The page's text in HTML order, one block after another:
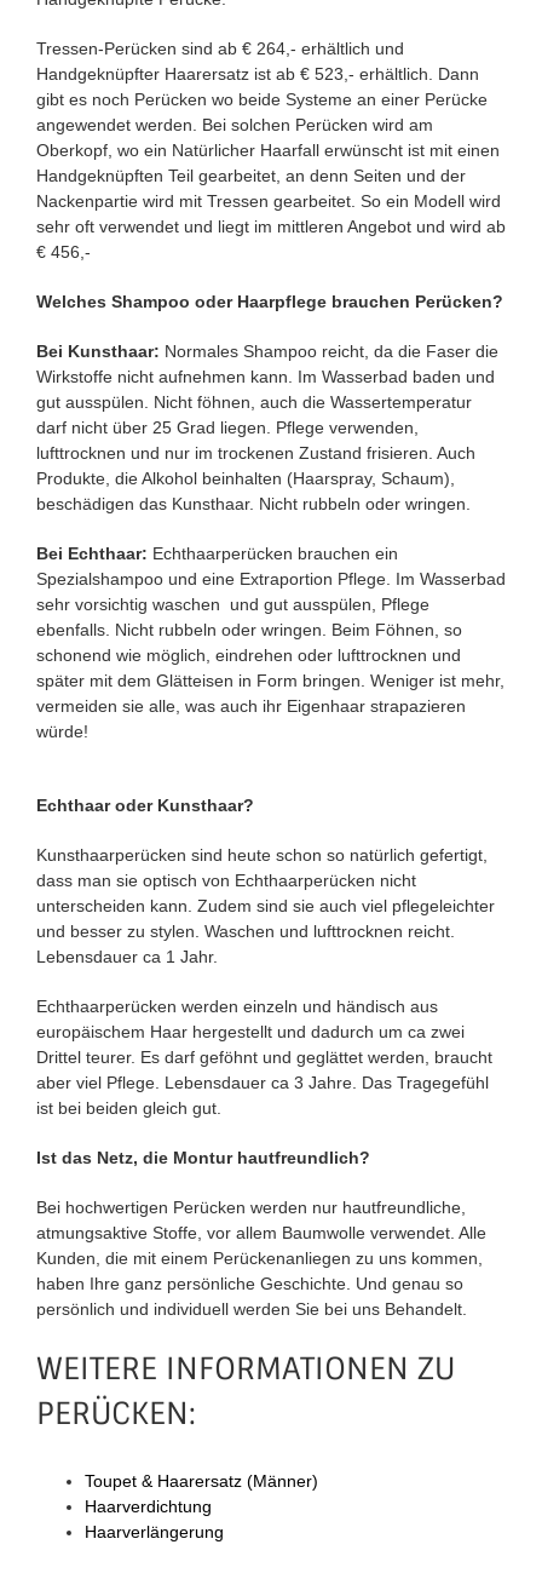
Tressen-Perücken sind ab € 264,- erhältlich und
Handgeknüpfter Haarersatz ist ab € 523,- erhältlich. Dann
gibt es noch Perücken wo beide Systeme an einer Perücke
angewendet werden. Bei solchen Perücken wird am
Oberkopf, wo ein Natürlicher Haarfall erwünscht ist mit einen
Handgeknüpften Teil gearbeitet, an denn Seiten und der
Nackenpartie wird mit Tressen gearbeitet. So ein Modell wird
sehr oft verwendet und liegt im mittleren Angebot und wird ab
€ 456,-
Welches Shampoo oder Haarpflege brauchen Perücken?
Bei Kunsthaar: Normales Shampoo reicht, da die Faser die
Wirkstoffe nicht aufnehmen kann. Im Wasserbad baden und
gut ausspülen. Nicht föhnen, auch die Wassertemperatur
darf nicht über 25 Grad liegen. Pflege verwenden,
lufttrocknen und nur im trockenen Zustand frisieren. Auch
Produkte, die Alkohol beinhalten (Haarspray, Schaum),
beschädigen das Kunsthaar. Nicht rubbeln oder wringen.
Bei Echthaar: Echthaarperücken brauchen ein
Spezialshampoo und eine Extraportion Pflege. Im Wasserbad
sehr vorsichtig waschen und gut ausspülen, Pflege
ebenfalls. Nicht rubbeln oder wringen. Beim Föhnen, so
schonend wie möglich, eindrehen oder lufttrocknen und
später mit dem Glätteisen in Form bringen. Weniger ist mehr,
vermeiden sie alle, was auch ihr Eigenhaar strapazieren
würde!
Echthaar oder Kunsthaar?
Kunsthaarperücken sind heute schon so natürlich gefertigt,
dass man sie optisch von Echthaarperücken nicht
unterscheiden kann. Zudem sind sie auch viel pflegeleichter
und besser zu stylen. Waschen und lufttrocknen reicht.
Lebensdauer ca 1 Jahr.
Echthaarperücken werden einzeln und händisch aus
europäischem Haar hergestellt und dadurch um ca zwei
Drittel teurer. Es darf geföhnt und geglättet werden, braucht
aber viel Pflege. Lebensdauer ca 3 Jahre. Das Tragegefühl
ist bei beiden gleich gut.
Ist das Netz, die Montur hautfreundlich?
Bei hochwertigen Perücken werden nur hautfreundliche,
atmungsaktive Stoffe, vor allem Baumwolle verwendet. Alle
Kunden, die mit einem Perückenanliegen zu uns kommen,
haben Ihre ganz persönliche Geschichte. Und genau so
persönlich und individuell werden Sie bei uns Behandelt.
WEITERE INFORMATIONEN ZU
PERÜCKEN:
Toupet & Haarersatz (Männer)
Haarverdichtung
Haarverlängerung